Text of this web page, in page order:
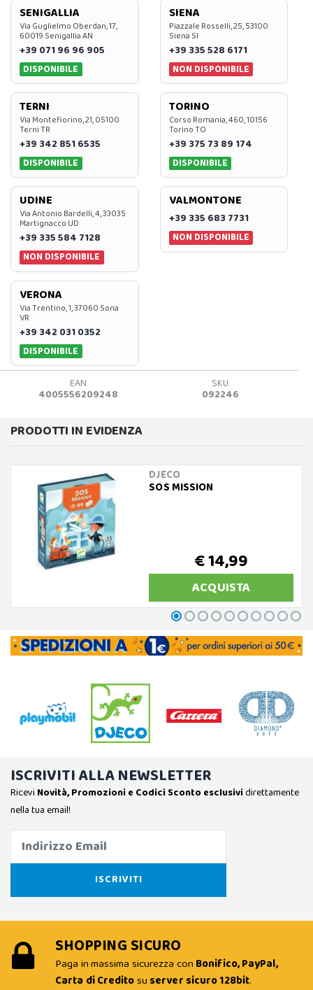
SENIGALLIA
Via Guglielmo Oberdan, 17,
60019 Senigallia AN
+39 071 96 96 905
DISPONIBILE
SIENA
Piazzale Rosselli, 25, 53100
Siena SI
+39 335 528 6171
NON DISPONIBILE
TERNI
Via Montefiorino, 21, 05100
Terni TR
+39 342 851 6535
DISPONIBILE
TORINO
Corso Romania, 460, 10156
Torino TO
+39 375 73 89 174
DISPONIBILE
UDINE
Via Antonio Bardelli, 4, 33035
Martignacco UD
+39 335 584 7128
NON DISPONIBILE
VALMONTONE
+39 335 683 7731
NON DISPONIBILE
VERONA
Via Trentino, 1, 37060 Sona
VR
+39 342 031 0352
DISPONIBILE
EAN
4005556209248
SKU
092246
PRODOTTI IN EVIDENZA
DJECO
SOS MISSION
€ 14,99
ACQUISTA
ISCRIVITI ALLA NEWSLETTER
Ricevi Novità, Promozioni e Codici Sconto esclusividirettamente
nella tua email!
SHOPPING SICURO
Paga in massima sicurezza con Bonifico, PayPal,
Carta di Creditosu server sicuro 128bit.